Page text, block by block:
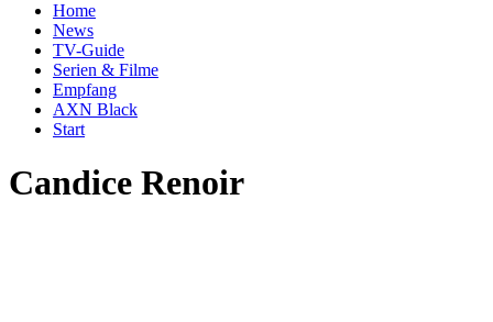
Home
News
TV-Guide
Serien & Filme
Empfang
AXN Black
Start
Candice Renoir